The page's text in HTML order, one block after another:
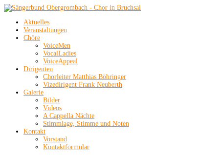
Aktuelles
Veranstaltungen
Chöre
VoiceMen
VocalLadies
VoiceAppeal
Dirigenten
Chorleiter Matthias Böhringer
Vizedirigent Frank Neuberth
Galerie
Bilder
Videos
A Cappella Nächte
Stimmlage, Stimme und Noten
Kontakt
Vorstand
Kontaktformular